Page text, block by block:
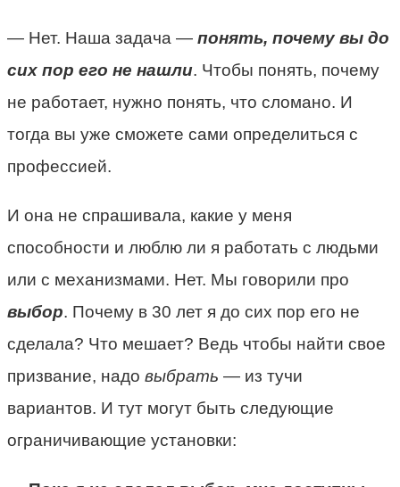
— Нет. Наша задача — понять, почему вы до
сих пор его не нашли. Чтобы понять, почему
не работает, нужно понять, что сломано. И
тогда вы уже сможете сами определиться с
профессией.
И она не спрашивала, какие у меня
способности и люблю ли я работать с людьми
или с механизмами. Нет. Мы говорили про
выбор. Почему в 30 лет я до сих пор его не
сделала? Что мешает? Ведь чтобы найти свое
призвание, надо выбрать — из тучи
вариантов. И тут могут быть следующие
ограничивающие установки: